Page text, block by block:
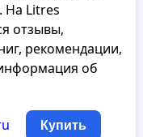
На Litres
отзывы,
рекомендации,
об
Купить